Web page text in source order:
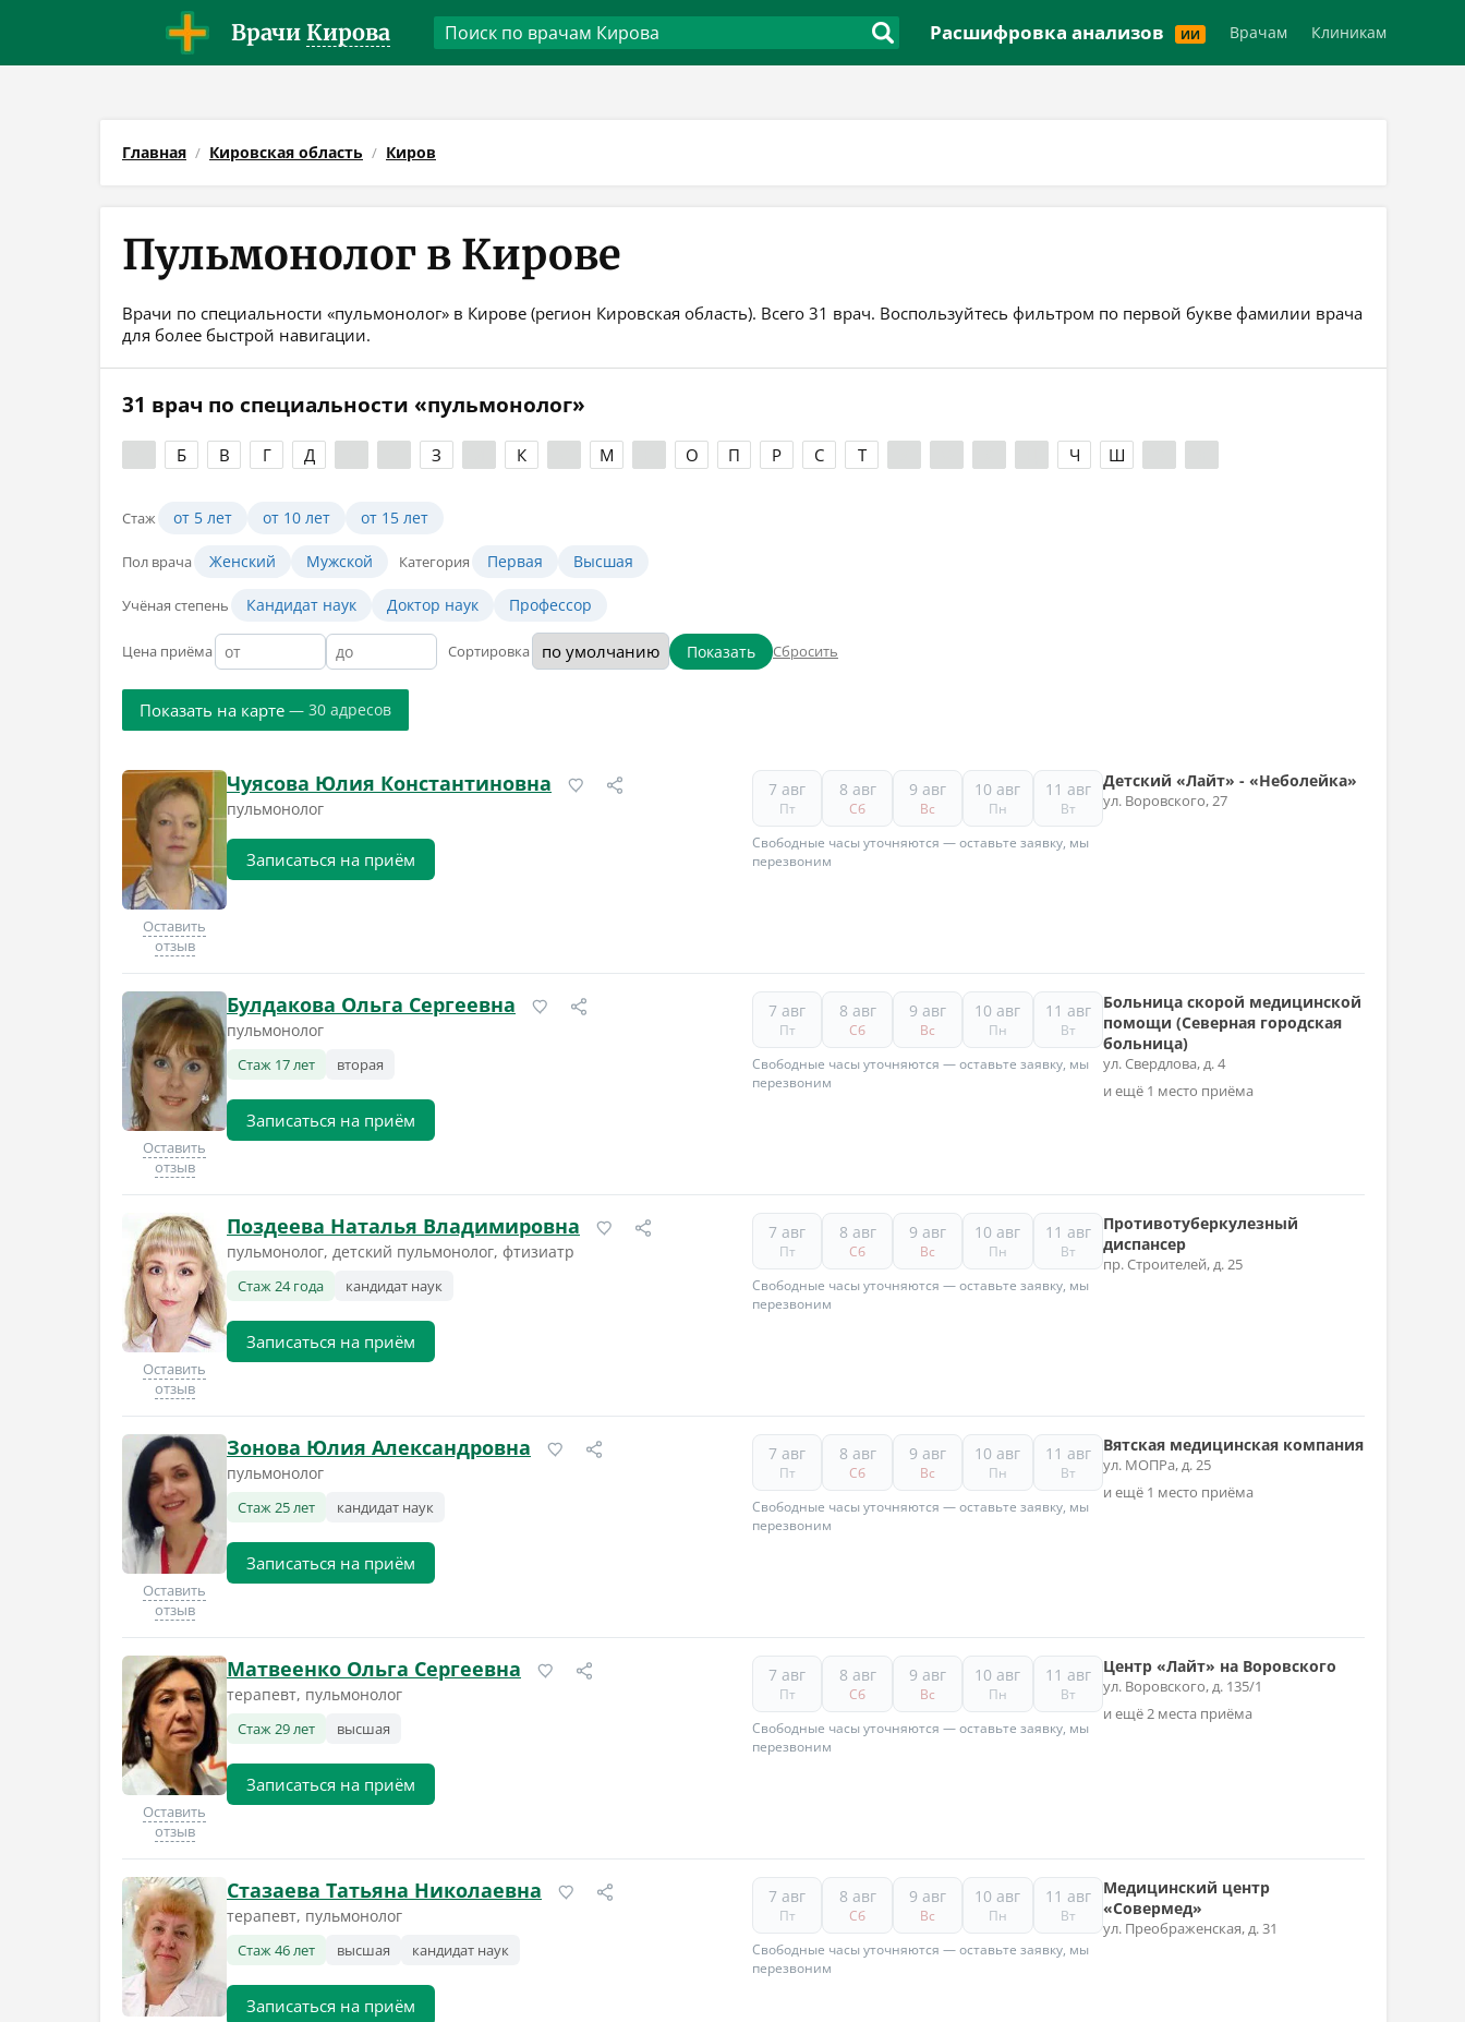
Врачи Кирова Расшифровка анализов ИИ Врачам Клиникам
Главная Кировская область Киров
Пульмонолог в Кирове
Врачи по специальности «пульмонолог» в Кирове (регион Кировская область). Всего 31 врач. Воспользуйтесь фильтром по первой букве фамилии врача
для более быстрой навигации.
31 врач по специальности «пульмонолог»
Б В Г Д З К М О П Р С Т Ч Ш
Стаж от 5 лет от 10 лет от 15 лет
Пол врача Женский Мужской Категория Первая Высшая
Учёная степень Кандидат наук Доктор наук Профессор
Цена приёма Сортировка Показать Сбросить
Показать на карте — 30 адресов
Оставить
отзыв
Чуясова Юлия Константиновна
пульмонолог
Записаться на приём
7 авг
Пт
8 авг
Сб
9 авг
Вс
10 авг
Пн
11 авг
Вт
Свободные часы уточняются — оставьте заявку, мы
перезвоним
Детский «Лайт» - «Неболейка»
ул. Воровского, 27
Оставить
отзыв
Булдакова Ольга Сергеевна
пульмонолог
Стаж 17 лет вторая
Записаться на приём
7 авг
Пт
8 авг
Сб
9 авг
Вс
10 авг
Пн
11 авг
Вт
Свободные часы уточняются — оставьте заявку, мы
перезвоним
Больница скорой медицинской
помощи (Северная городская
больница)
ул. Свердлова, д. 4
и ещё 1 место приёма
Оставить
отзыв
Поздеева Наталья Владимировна
пульмонолог, детский пульмонолог, фтизиатр
Стаж 24 года кандидат наук
Записаться на приём
7 авг
Пт
8 авг
Сб
9 авг
Вс
10 авг
Пн
11 авг
Вт
Свободные часы уточняются — оставьте заявку, мы
перезвоним
Противотуберкулезный
диспансер
пр. Строителей, д. 25
Оставить
отзыв
Зонова Юлия Александровна
пульмонолог
Стаж 25 лет кандидат наук
Записаться на приём
7 авг
Пт
8 авг
Сб
9 авг
Вс
10 авг
Пн
11 авг
Вт
Свободные часы уточняются — оставьте заявку, мы
перезвоним
Вятская медицинская компания
ул. МОПРа, д. 25
и ещё 1 место приёма
Оставить
отзыв
Матвеенко Ольга Сергеевна
терапевт, пульмонолог
Стаж 29 лет высшая
Записаться на приём
7 авг
Пт
8 авг
Сб
9 авг
Вс
10 авг
Пн
11 авг
Вт
Свободные часы уточняются — оставьте заявку, мы
перезвоним
Центр «Лайт» на Воровского
ул. Воровского, д. 135/1
и ещё 2 места приёма
Стазаева Татьяна Николаевна
терапевт, пульмонолог
Стаж 46 лет высшая кандидат наук
Записаться на приём
7 авг
Пт
8 авг
Сб
9 авг
Вс
10 авг
Пн
11 авг
Вт
Свободные часы уточняются — оставьте заявку, мы
перезвоним
Медицинский центр
«Совермед»
ул. Преображенская, д. 31